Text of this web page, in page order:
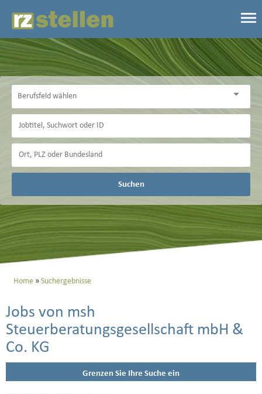
Suchen
Home Suchergebnisse
Jobs von msh
Steuerberatungsgesellschaft mbH &
Co. KG
Grenzen Sie Ihre Suche ein